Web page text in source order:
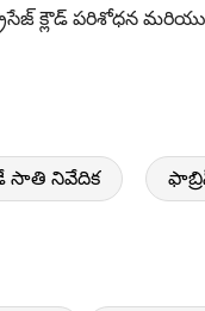
క్లౌడ్ పరిశోధన మరియు
సాతి నివేదిక